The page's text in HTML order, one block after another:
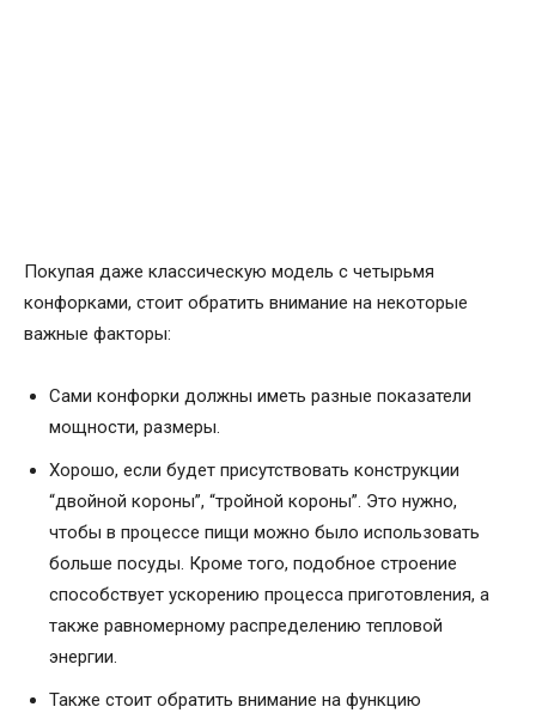
Покупая даже классическую модель с четырьмя
конфорками, стоит обратить внимание на некоторые
важные факторы:
Сами конфорки должны иметь разные показатели
мощности, размеры.
Хорошо, если будет присутствовать конструкции
“двойной короны”, “тройной короны”. Это нужно,
чтобы в процессе пищи можно было использовать
больше посуды. Кроме того, подобное строение
способствует ускорению процесса приготовления, а
также равномерному распределению тепловой
энергии.
Также стоит обратить внимание на функцию